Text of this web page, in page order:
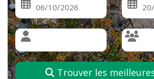
Trouver les